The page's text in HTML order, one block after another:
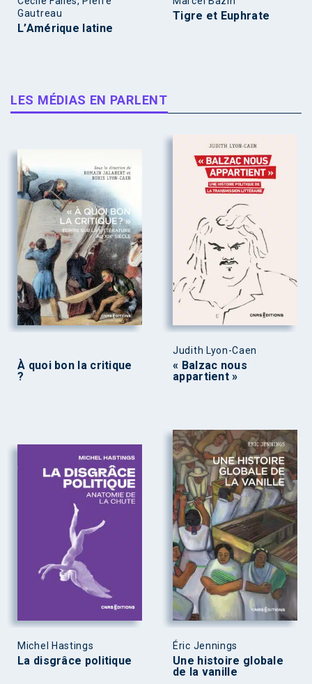
Gautreau
L’Amérique latine
Tigre et Euphrate
LES MÉDIAS EN PARLENT
À quoi bon la critique
?
Judith Lyon-Caen
« Balzac nous
appartient »
Michel Hastings
La disgrâce politique
Éric Jennings
Une histoire globale
de la vanille